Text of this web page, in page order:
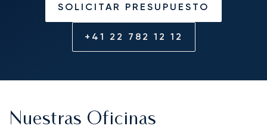
SOLICITAR PRESUPUESTO
+41 22 782 12 12
Nuestras Oficinas